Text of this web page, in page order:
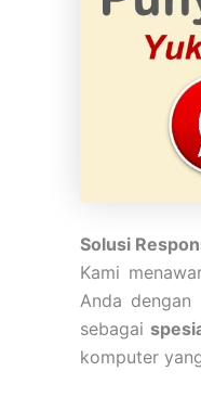
Solusi
Kami
Anda dengan
sebagai
komputer